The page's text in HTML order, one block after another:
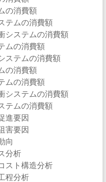
の消費額
テムの消費額
システムの消費額
ムの消費額
ステムの消費額
の消費額
ムの消費額
システムの消費額
テムの消費額
進要因
害要因
向
分析
スト構造分析
程分析